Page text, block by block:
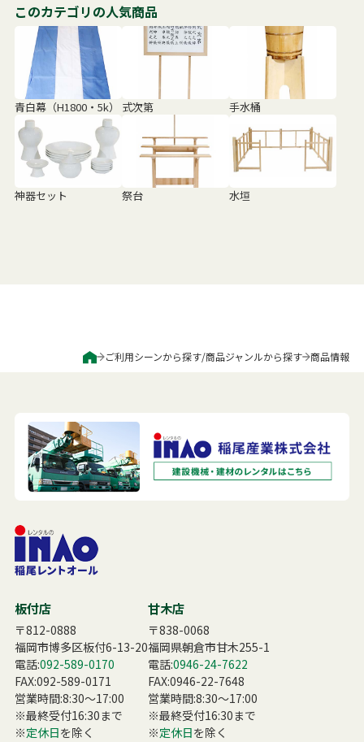
このカテゴリの人気商品
青白幕（H1800・5k） 式次第 手水桶
神器セット 祭台 水垣
ご利用シーンから探す/商品ジャンルから探す 商品情報
板付店
〒812-0888
福岡市博多区板付6-13-20
電話:092-589-0170
FAX:092-589-0171
営業時間:8:30〜17:00
※最終受付16:30まで
※定休日を除く
甘木店
〒838-0068
福岡県朝倉市甘木255-1
電話:0946-24-7622
FAX:0946-22-7648
営業時間:8:30〜17:00
※最終受付16:30まで
※定休日を除く